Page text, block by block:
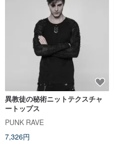
異教徒の秘術ニットテクスチャ
ートップス
PUNK RAVE
7,326円